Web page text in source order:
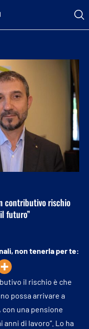
contributivo rischio
futuro”
non tenerla per te:
il rischio è che
possa arrivare a
con una pensione
di lavoro”. Lo ha